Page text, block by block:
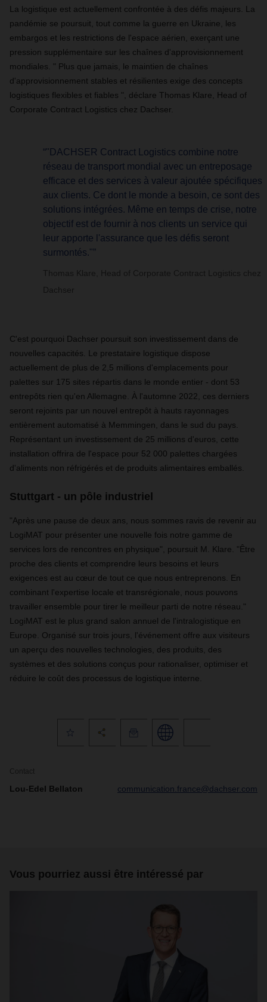
La logistique est actuellement confrontée à des défis majeurs. La
pandémie se poursuit, tout comme la guerre en Ukraine, les
embargos et les restrictions de l'espace aérien, exerçant une
pression supplémentaire sur les chaînes d'approvisionnement
mondiales. " Plus que jamais, le maintien de chaînes
d'approvisionnement stables et résilientes exige des concepts
logistiques flexibles et fiables ", déclare Thomas Klare, Head of
Corporate Contract Logistics chez Dachser.
“"DACHSER Contract Logistics combine notre
réseau de transport mondial avec un entreposage
efficace et des services à valeur ajoutée spécifiques
aux clients. Ce dont le monde a besoin, ce sont des
solutions intégrées. Même en temps de crise, notre
objectif est de fournir à nos clients un service qui
leur apporte l'assurance que les défis seront
surmontés."”
Thomas Klare, Head of Corporate Contract Logistics chez
Dachser
C'est pourquoi Dachser poursuit son investissement dans de
nouvelles capacités. Le prestataire logistique dispose
actuellement de plus de 2,5 millions d'emplacements pour
palettes sur 175 sites répartis dans le monde entier - dont 53
entrepôts rien qu'en Allemagne. À l'automne 2022, ces derniers
seront rejoints par un nouvel entrepôt à hauts rayonnages
entièrement automatisé à Memmingen, dans le sud du pays.
Représentant un investissement de 25 millions d'euros, cette
installation offrira de l'espace pour 52 000 palettes chargées
d'aliments non réfrigérés et de produits alimentaires emballés.
Stuttgart - un pôle industriel
"Après une pause de deux ans, nous sommes ravis de revenir au
LogiMAT pour présenter une nouvelle fois notre gamme de
services lors de rencontres en physique", poursuit M. Klare. "Être
proche des clients et comprendre leurs besoins et leurs
exigences est au cœur de tout ce que nous entreprenons. En
combinant l'expertise locale et transrégionale, nous pouvons
travailler ensemble pour tirer le meilleur parti de notre réseau."
LogiMAT est le plus grand salon annuel de l'intralogistique en
Europe. Organisé sur trois jours, l'événement offre aux visiteurs
un aperçu des nouvelles technologies, des produits, des
systèmes et des solutions conçus pour rationaliser, optimiser et
réduire le coût des processus de logistique interne.
Contact
Lou-Edel Bellaton communication.france@dachser.com
Vous pourriez aussi être intéressé par